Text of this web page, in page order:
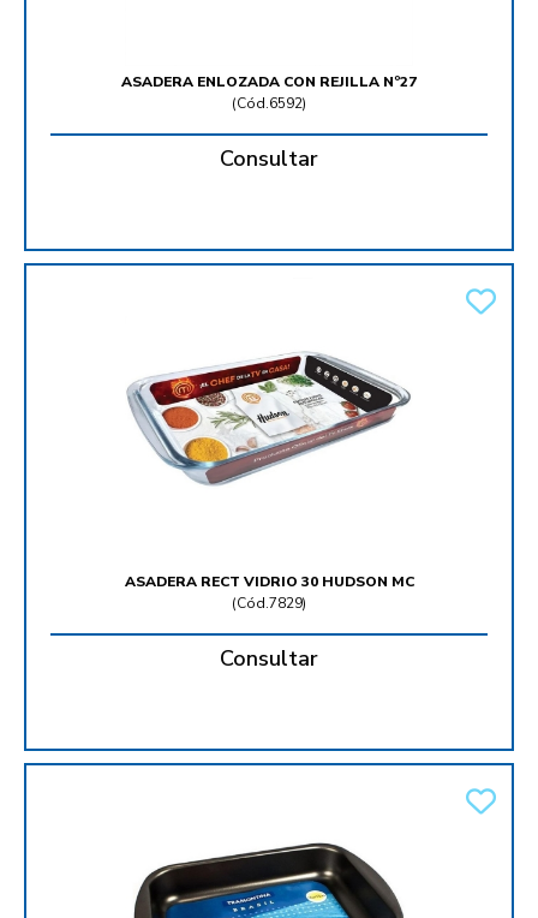
ASADERA ENLOZADA CON REJILLA Nº27
(Cód.6592)
Consultar
ASADERA RECT VIDRIO 30 HUDSON MC
(Cód.7829)
Consultar